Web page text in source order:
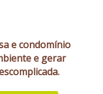
e condomínio
e gerar